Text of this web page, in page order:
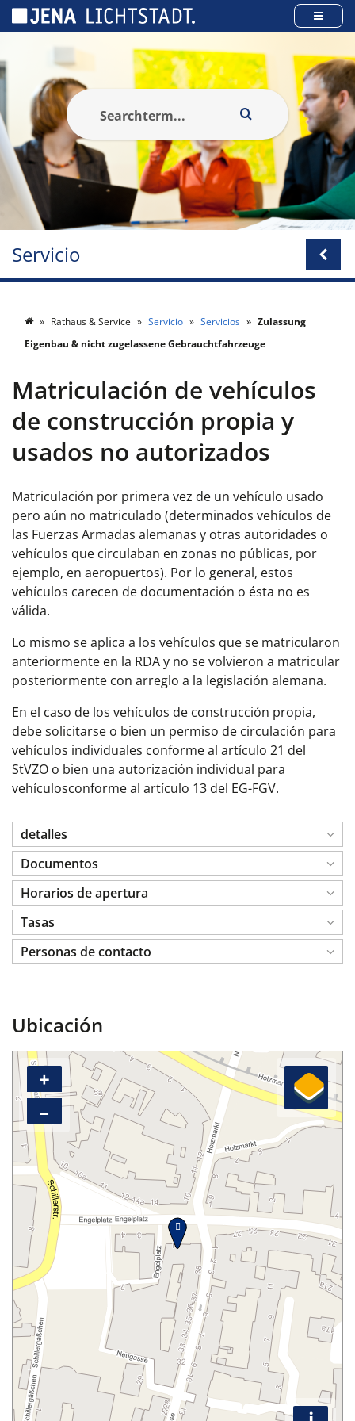
Servicio
Rathaus & Service Servicio Servicios
Zulassung
Eigenbau & nicht zugelassene Gebrauchtfahrzeuge
Matriculación de vehículos
de construcción propia y
usados no autorizados
Matriculación por primera vez de un vehículo usado
pero aún no matriculado (determinados vehículos de
las Fuerzas Armadas alemanas y otras autoridades o
vehículos que circulaban en zonas no públicas, por
ejemplo, en aeropuertos). Por lo general, estos
vehículos carecen de documentación o ésta no es
válida.
Lo mismo se aplica a los vehículos que se matricularon
anteriormente en la RDA y no se volvieron a matricular
posteriormente con arreglo a la legislación alemana.
En el caso de los vehículos de construcción propia,
debe solicitarse o bien un permiso de circulación para
vehículos individuales conformeal artículo 21 del
StVZO o bien una autorización individual para
vehículosconforme al artículo 13 del EG-FGV.
detalles
Documentos
Horarios de apertura
Tasas
Personas de contacto
Ubicación
+
–
Panel de gestión de cookies